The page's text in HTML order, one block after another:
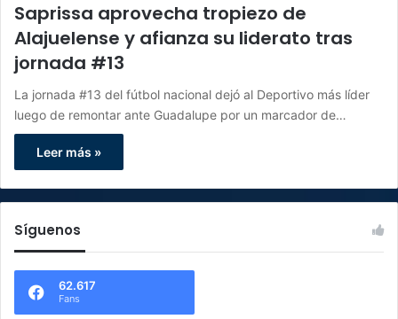
Saprissa aprovecha tropiezo de
Alajuelense y afianza su liderato tras
jornada #13
La jornada #13 del fútbol nacional dejó al Deportivo más líder
luego de remontar ante Guadalupe por un marcador de…
Leer más »
Síguenos
62.617
Fans